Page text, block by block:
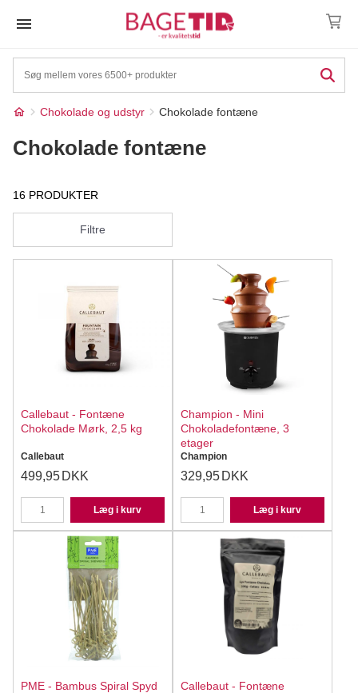
Chokolade og udstyr Chokolade fontæne
Chokolade fontæne
16 PRODUKTER
Filtre
Callebaut - Fontæne
Chokolade Mørk, 2,5 kg
Callebaut
499,95 DKK
Læg i kurv
Champion - Mini
Chokoladefontæne, 3
etager
Champion
329,95 DKK
Læg i kurv
PME - Bambus Spiral Spyd
Callebaut - Fontæne